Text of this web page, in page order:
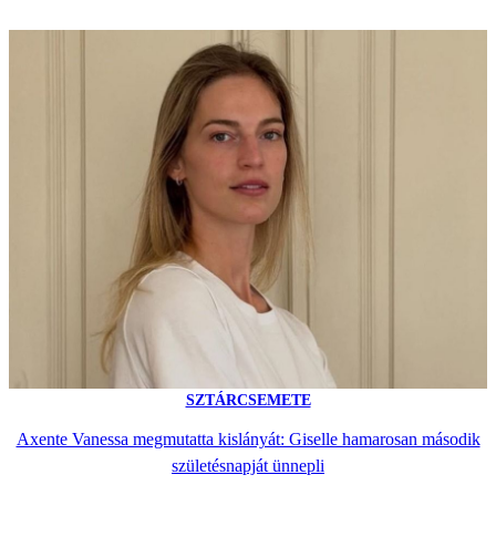
SZTÁRCSEMETE
Axente Vanessa megmutatta kislányát: Giselle hamarosan második
születésnapját ünnepli